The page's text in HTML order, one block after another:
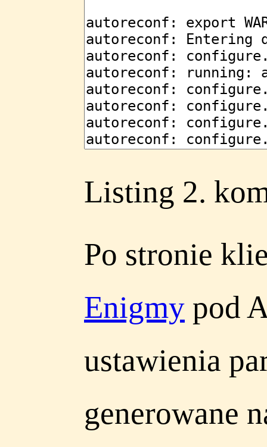
Listing 2.
Po stronie
Enigmy pod
ustawienia
generowane